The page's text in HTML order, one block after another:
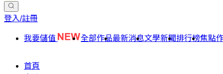
登入/註冊
我要儲值 全部作品最新消息文學新聞排行榜焦點
首頁